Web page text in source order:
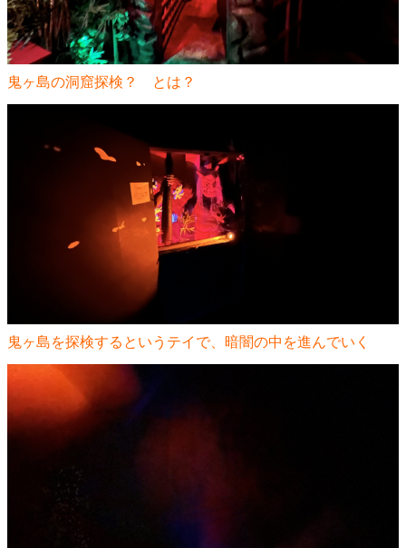
鬼ヶ島の洞窟探検？ とは？
鬼ヶ島を探検するというテイで、暗闇の中を進んでいく